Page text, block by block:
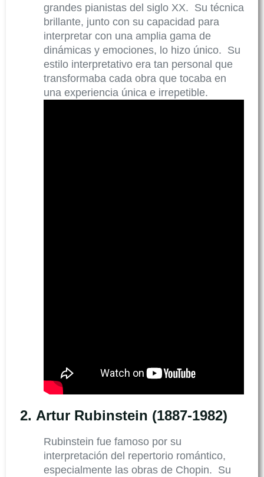
grandes pianistas del siglo XX. Su técnica
brillante, junto con su capacidad para
interpretar con una amplia gama de
dinámicas y emociones, lo hizo único. Su
estilo interpretativo era tan personal que
transformaba cada obra que tocaba en
una experiencia única e irrepetible.
2. Artur Rubinstein (1887-1982)
Rubinstein fue famoso por su
interpretación del repertorio romántico,
especialmente las obras de Chopin. Su